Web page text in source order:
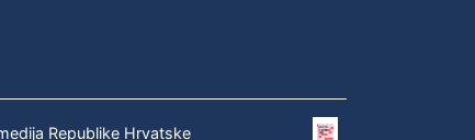
Republike Hrvatske